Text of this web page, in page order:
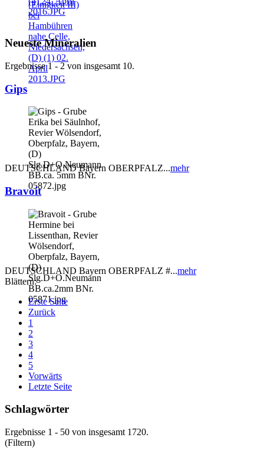
Neueste Mineralien
Ergebnisse 1 - 2 von insgesamt 10.
Gips
DEUTSCHLAND Bayern OBERPFALZ...mehr
Bravoit
DEUTSCHLAND Bayern OBERPFALZ #...mehr
Blättern:
Erste Seite
Zurück
1
2
3
4
5
Vorwärts
Letzte Seite
Schlagwörter
Ergebnisse 1 - 50 von insgesamt 1720.
(Filtern)